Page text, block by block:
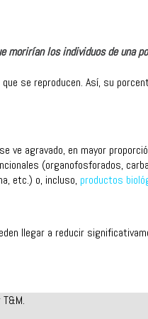
los individuos de una
se reproducen. Así, su
ve agravado, en mayor
(organofosforados,
etc.) o, incluso, productos
llegar a reducir